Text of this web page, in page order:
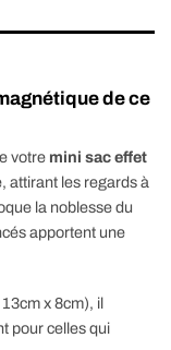
de ce
votre mini sac effet
attirant les regards à
la noblesse du
apportent une
x 8cm), il
pour celles qui